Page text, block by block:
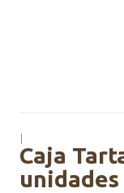
|
Caja
unidades